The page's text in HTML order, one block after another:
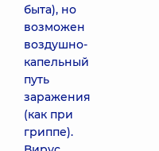
быта), но
возможен
воздушно-
капельный
путь
заражения
(как при
гриппе).